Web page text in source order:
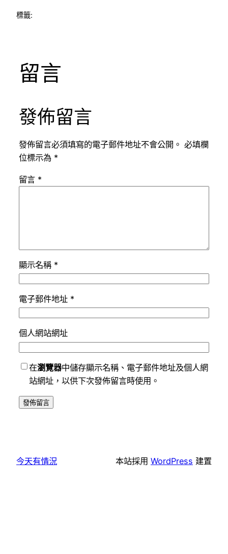
標籤:
留言
發佈留言
發佈留言必須填寫的電子郵件地址不會公開。 必填欄
位標示為 *
留言 *
顯示名稱 *
電子郵件地址 *
個人網站網址
在瀏覽器中儲存顯示名稱、電子郵件地址及個人網
站網址，以供下次發佈留言時使用。
今天有情況 本站採用 WordPress 建置